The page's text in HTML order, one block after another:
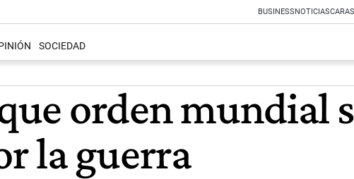
BUSINESSNOTICIASCARAS
SOCIEDAD
orden mundial
la guerra